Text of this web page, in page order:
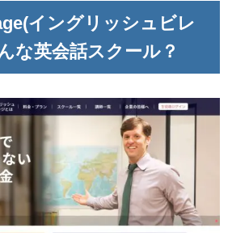
イングリッシュビレ
な英会話スクール？